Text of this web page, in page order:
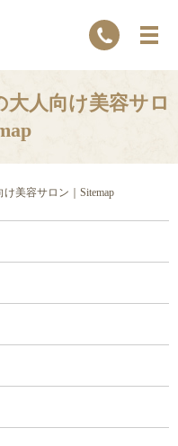
人向け美容サロ
美容サロン｜Sitemap